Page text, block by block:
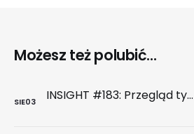
Możesz też polubić...
SIE03 INSIGHT #183: Przegląd tygodniowy | Najnowsze dane GUS … czyli sezon wakacyjny z wiatrem w żagle